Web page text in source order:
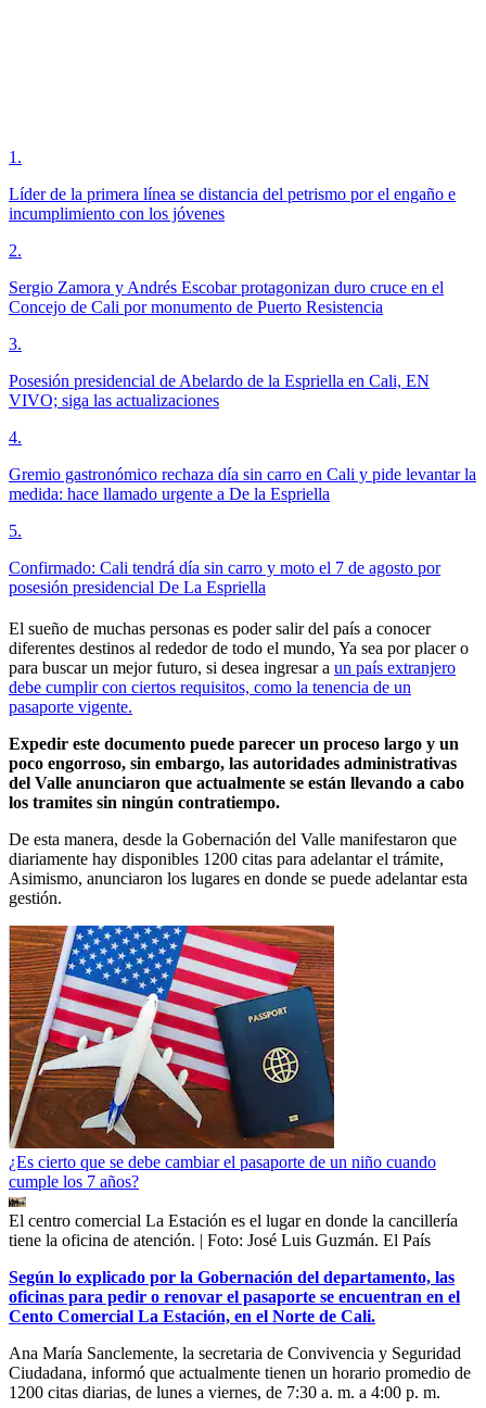
1 .
Líder de la primera línea se distancia del petrismo por el engaño e
incumplimiento con los jóvenes
2.
Sergio Zamora y Andrés Escobar protagonizan duro cruce en el
Concejo de Cali por monumento de Puerto Resistencia
3.
Posesión presidencial de Abelardo de la Espriella en Cali, EN
VIVO; siga las actualizaciones
4.
Gremio gastronómico rechaza día sin carro en Cali y pide levantar la
medida: hace llamado urgente a De la Espriella
5.
Confirmado: Cali tendrá día sin carro y moto el 7 de agosto por
posesión presidencial De La Espriella
El sueño de muchas personas es poder salir del país a conocer
diferentes destinos al rededor de todo el mundo, Ya sea por placer o
para buscar un mejor futuro, si desea ingresar a un país extranjero
debe cumplir con ciertos requisitos, como la tenencia de un
pasaporte vigente.
Expedir este documento puede parecer un proceso largo y un
poco engorroso, sin embargo, las autoridades administrativas
del Valle anunciaron que actualmente se están llevando a cabo
los tramites sin ningún contratiempo.
De esta manera, desde la Gobernación del Valle manifestaron que
diariamente hay disponibles 1200 citas para adelantar el trámite,
Asimismo, anunciaron los lugares en donde se puede adelantar esta
gestión.
¿Es cierto que se debe cambiar el pasaporte de un niño cuando
cumple los 7 años?
El centro comercial La Estación es el lugar en donde la cancillería
tiene la oficina de atención. | Foto: José Luis Guzmán. El País
Según lo explicado por la Gobernación del departamento, las
oficinas para pedir o renovar el pasaporte se encuentran en el
Cento Comercial La Estación, en el Norte de Cali.
Ana María Sanclemente, la secretaria de Convivencia y Seguridad
Ciudadana, informó que actualmente tienen un horario promedio de
1200 citas diarias, de lunes a viernes, de 7:30 a. m. a 4:00 p. m.